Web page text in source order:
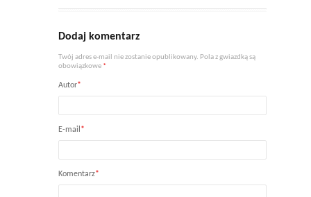
Dodaj komentarz
Twój adres e-mail nie zostanie opublikowany. Pola z gwiazdką są
obowiązkowe *
Autor*
E-mail *
Komentarz*